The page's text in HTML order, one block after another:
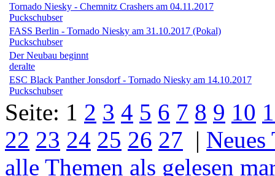
Tornado Niesky - Chemnitz Crashers am 04.11.2017
Puckschubser
FASS Berlin - Tornado Niesky am 31.10.2017 (Pokal)
Puckschubser
Der Neubau beginnt
deralte
ESC Black Panther Jonsdorf - Tornado Niesky am 14.10.2017
Puckschubser
Seite: 1 2 3 4 5 6 7 8 9 10
22 23 24 25 26 27 | Neues
alle Themen als gelesen